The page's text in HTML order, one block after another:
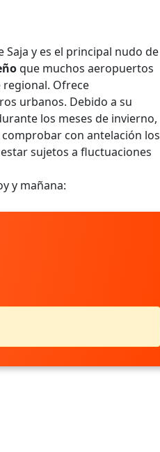
Saja y es el principal nudo de
que muchos aeropuertos
Ofrece
urbanos. Debido a su
los meses de invierno,
con antelación los
sujetos a fluctuaciones
y mañana: